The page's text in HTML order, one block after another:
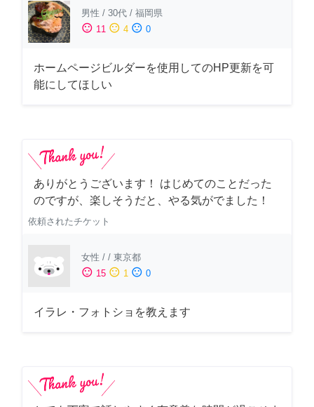
男性 / 30代 / 福岡県
sentiment_satisfied 11 sentiment_neutral 4 sentiment_dissatisfied 0
ホームページビルダーを使用してのHP更新を可
能にしてほしい
ありがとうございます！ はじめてのことだった
のですが、楽しそうだと、やる気がでました！
依頼されたチケット
女性 / / 東京都
sentiment_satisfied 15 sentiment_neutral 1 sentiment_dissatisfied 0
イラレ・フォトショを教えます